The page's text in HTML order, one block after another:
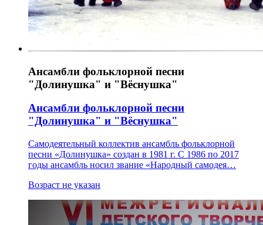
Ансамбли фольклорной песни
"Долинушка" и "Вёснушка"
Ансамбли фольклорной песни
"Долинушка" и "Вёснушка"
Самодеятельный коллектив ансамбль фольклорной
песни «Долинушка» создан в 1981 г. С 1986 по 2017
годы ансамбль носил звание «Народный самодея…
Возраст не указан